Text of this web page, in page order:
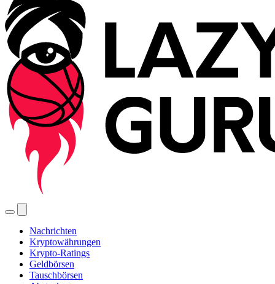
Nachrichten
Kryptowährungen
Krypto-Ratings
Geldbörsen
Tauschbörsen